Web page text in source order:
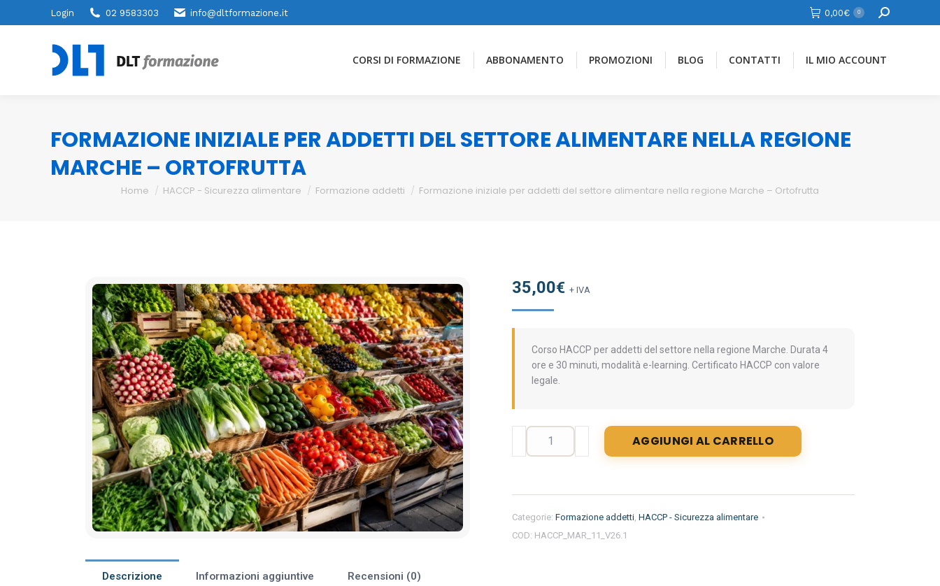
Login 02 9583303 info@dltformazione.it 0,00€ 0 Cerca
CORSI DI FORMAZIONE ABBONAMENTO PROMOZIONI BLOG CONTATTI IL MIO ACCOUNT
FORMAZIONE INIZIALE PER ADDETTI DEL SETTORE ALIMENTARE NELLA REGIONE
MARCHE – ORTOFRUTTA
You are here:
Home HACCP - Sicurezza alimentare Formazione addetti Formazione iniziale per addetti del settore alimentare nella regione Marche – Ortofrutta
35,00€ + IVA
Corso HACCP per addetti del settore nella regione Marche. Durata 4
ore e 30 minuti, modalità e-learning. Certificato HACCP con valore
legale.
Formazione
del
alimentare
nella
AGGIUNGI AL CARRELLO
Categorie: Formazione addetti, HACCP - Sicurezza alimentare
COD: HACCP_MAR_11_V26.1
Descrizione Informazioni aggiuntive Recensioni (0)